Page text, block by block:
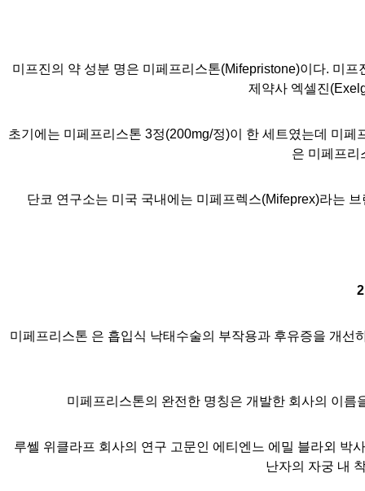
미프진의 약 성분 명은 미페프리스톤(Mifepristone)이다. 미프
제약사 엑셀진
초기에는 미페프리스톤 3정(200mg/정)이 한 세트였는데 미페
은 미페프리
단코 연구소는 미국 국내에는 미페프렉스(Mifeprex)라는
미페프리스톤 은 흡입식 낙태수술의 부작용과 후유증을 개선
미페프리스톤의 완전한 명칭은 개발한 회사의 이름
루쎌 위클라프 회사의 연구 고문인 에티엔느 에밀 블라외 박
난자의 자궁 내